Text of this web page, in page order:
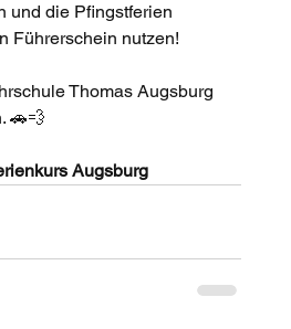
und die Pfingstferien
Führerschein nutzen!
Thomas Augsburg
🚗💨
Augsburg